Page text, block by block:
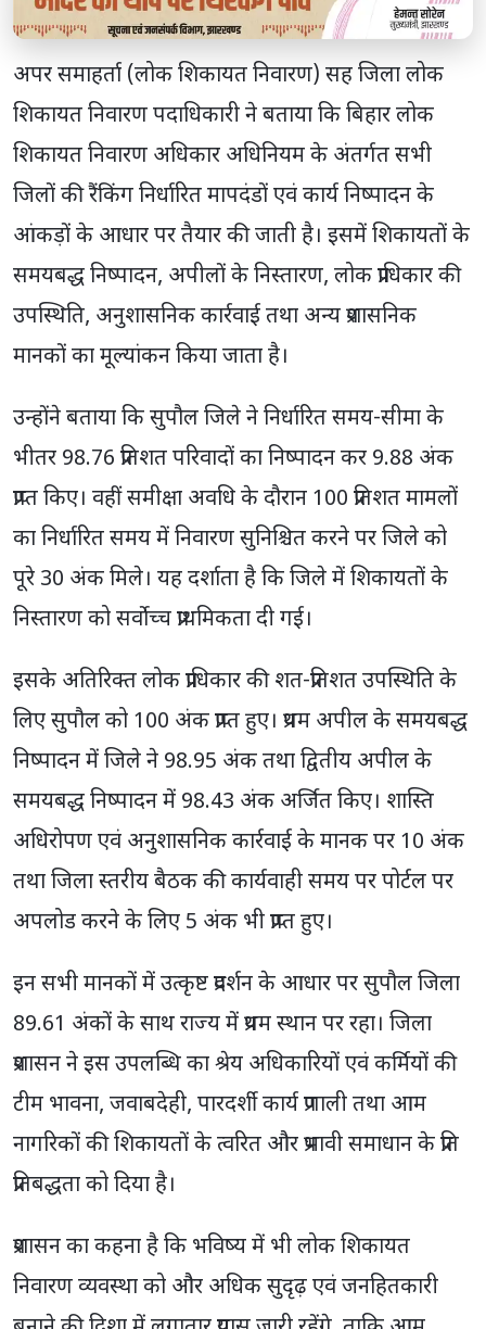
अपर समाहर्ता (लोक शिकायत निवारण) सह जिला लोक
शिकायत निवारण पदाधिकारी ने बताया कि बिहार लोक
शिकायत निवारण अधिकार अधिनियम के अंतर्गत सभी
जिलों की रैंकिंग निर्धारित मापदंडों एवं कार्य निष्पादन के
आंकड़ों के आधार पर तैयार की जाती है। इसमें शिकायतों के
समयबद्ध निष्पादन, अपीलों के निस्तारण, लोक प्राधिकार की
उपस्थिति, अनुशासनिक कार्रवाई तथा अन्य प्रशासनिक
मानकों का मूल्यांकन किया जाता है।
उन्होंने बताया कि सुपौल जिले ने निर्धारित समय-सीमा के
भीतर 98.76 प्रतिशत परिवादों का निष्पादन कर 9.88 अंक
प्राप्त किए। वहीं समीक्षा अवधि के दौरान 100 प्रतिशत मामलों
का निर्धारित समय में निवारण सुनिश्चित करने पर जिले को
पूरे 30 अंक मिले। यह दर्शाता है कि जिले में शिकायतों के
निस्तारण को सर्वोच्च प्राथमिकता दी गई।
इसके अतिरिक्त लोक प्राधिकार की शत-प्रतिशत उपस्थिति के
लिए सुपौल को 100 अंक प्राप्त हुए। प्रथम अपील के समयबद्ध
निष्पादन में जिले ने 98.95 अंक तथा द्वितीय अपील के
समयबद्ध निष्पादन में 98.43 अंक अर्जित किए। शास्ति
अधिरोपण एवं अनुशासनिक कार्रवाई के मानक पर 10 अंक
तथा जिला स्तरीय बैठक की कार्यवाही समय पर पोर्टल पर
अपलोड करने के लिए 5 अंक भी प्राप्त हुए।
इन सभी मानकों में उत्कृष्ट प्रदर्शन के आधार पर सुपौल जिला
89.61 अंकों के साथ राज्य में प्रथम स्थान पर रहा। जिला
प्रशासन ने इस उपलब्धि का श्रेय अधिकारियों एवं कर्मियों की
टीम भावना, जवाबदेही, पारदर्शी कार्य प्रणाली तथा आम
नागरिकों की शिकायतों के त्वरित और प्रभावी समाधान के प्रति
प्रतिबद्धता को दिया है।
प्रशासन का कहना है कि भविष्य में भी लोक शिकायत
निवारण व्यवस्था को और अधिक सुदृढ़ एवं जनहितकारी